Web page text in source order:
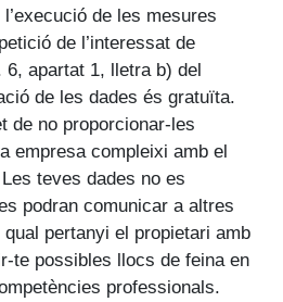
de les mesures
de l’interessat de
6, apartat 1, lletra b) del
de les dades és gratuïta.
de no proporcionar-les
empresa compleixi amb el
teves dades no es
podran comunicar a altres
pertanyi el propietari amb
te possibles llocs de feina en
professionals.